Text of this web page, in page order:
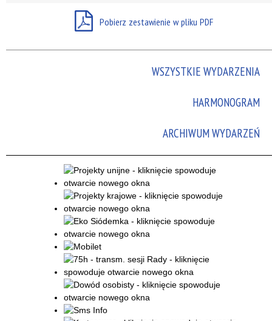
Pobierz zestawienie w pliku PDF
WSZYSTKIE WYDARZENIA
HARMONOGRAM
ARCHIWUM WYDARZEŃ